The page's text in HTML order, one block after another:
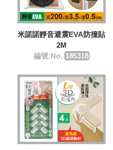
米諾諾靜音避震EVA防撞貼
2M
編號:No. 185318